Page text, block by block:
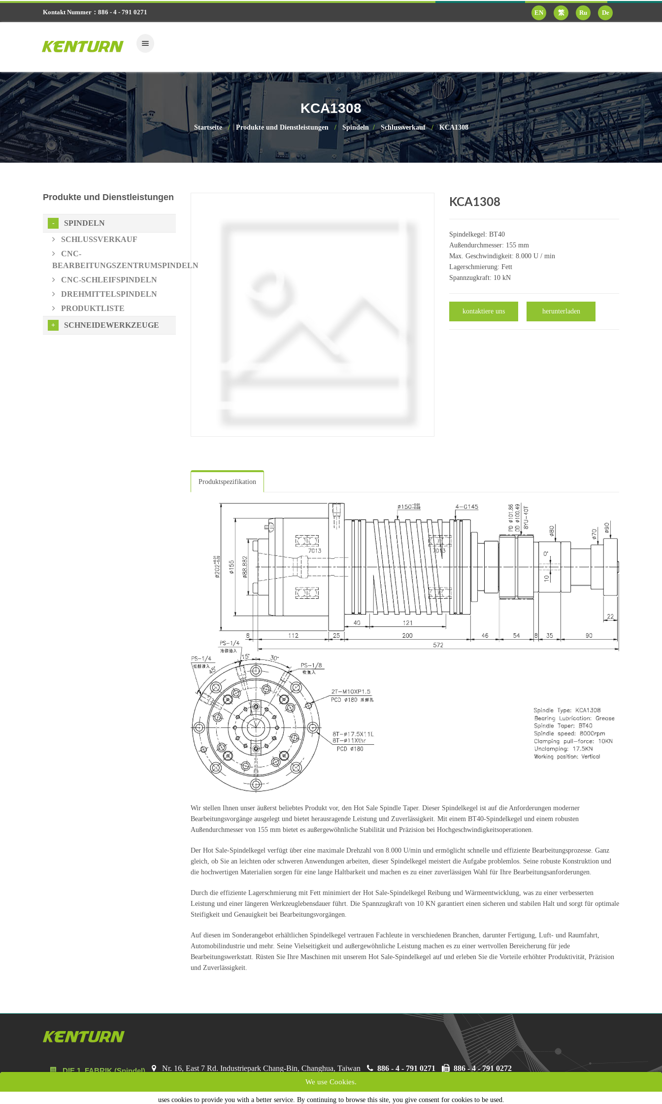
We use Cookies.
uses cookies to provide you with a better service. By continuing to browse this site, you give consent for cookies to be used.
Kontakt Nummer：886 - 4 - 791 0271 EN 繁 Ru De
KCA1308
Startseite Produkte und Dienstleistungen Spindeln Schlussverkauf KCA1308
KCA1308
Spindelkegel: BT40
Außendurchmesser: 155 mm
Max. Geschwindigkeit: 8.000 U / min
Lagerschmierung: Fett
Spannzugkraft: 10 kN
kontaktiere uns herunterladen
Produktspezifikation
Wir stellen Ihnen unser äußerst beliebtes Produkt vor, den Hot Sale Spindle Taper. Dieser Spindelkegel ist auf die Anforderungen moderner
Bearbeitungsvorgänge ausgelegt und bietet herausragende Leistung und Zuverlässigkeit. Mit einem BT40-Spindelkegel und einem robusten
Außendurchmesser von 155 mm bietet es außergewöhnliche Stabilität und Präzision bei Hochgeschwindigkeitsoperationen.
Der Hot Sale-Spindelkegel verfügt über eine maximale Drehzahl von 8.000 U/min und ermöglicht schnelle und effiziente Bearbeitungsprozesse. Ganz
gleich, ob Sie an leichten oder schweren Anwendungen arbeiten, dieser Spindelkegel meistert die Aufgabe problemlos. Seine robuste Konstruktion und
die hochwertigen Materialien sorgen für eine lange Haltbarkeit und machen es zu einer zuverlässigen Wahl für Ihre Bearbeitungsanforderungen.
Durch die effiziente Lagerschmierung mit Fett minimiert der Hot Sale-Spindelkegel Reibung und Wärmeentwicklung, was zu einer verbesserten
Leistung und einer längeren Werkzeuglebensdauer führt. Die Spannzugkraft von 10 KN garantiert einen sicheren und stabilen Halt und sorgt für optimale
Steifigkeit und Genauigkeit bei Bearbeitungsvorgängen.
Auf diesen im Sonderangebot erhältlichen Spindelkegel vertrauen Fachleute in verschiedenen Branchen, darunter Fertigung, Luft- und Raumfahrt,
Automobilindustrie und mehr. Seine Vielseitigkeit und außergewöhnliche Leistung machen es zu einer wertvollen Bereicherung für jede
Bearbeitungswerkstatt. Rüsten Sie Ihre Maschinen mit unserem Hot Sale-Spindelkegel auf und erleben Sie die Vorteile erhöhter Produktivität, Präzision
und Zuverlässigkeit.
Produkte und Dienstleistungen
SPINDELN
SCHLUSSVERKAUF
CNC-
BEARBEITUNGSZENTRUMSPINDELN
CNC-SCHLEIFSPINDELN
DREHMITTELSPINDELN
PRODUKTLISTE
SCHNEIDEWERKZEUGE
DIE 1. FABRIK (Spindel) Nr. 16, East 7 Rd. Industriepark Chang-Bin, Changhua, Taiwan 886 - 4 - 791 0271
886 - 4 - 791 0272
DIE 2. FABRIK (Schneidwerkzeuge)
Nr. 3, Xiangong Rd., Gemeinde Xianxi, Changhua, Taiwan 886 - 4 - 791 0688
886 - 4 - 791 0272